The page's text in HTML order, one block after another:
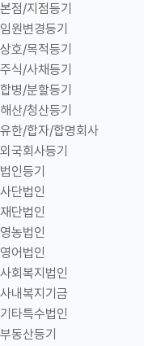
본점/지점등기
임원변경등기
상호/목적등기
주식/사채등기
합병/분할등기
해산/청산등기
유한/합자/합명회사
외국회사등기
법인등기
사단법인
재단법인
영농법인
영어법인
사회복지법인
사내복지기금
기타특수법인
부동산등기